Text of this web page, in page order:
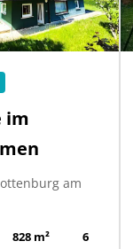
im
am
828 m²
6